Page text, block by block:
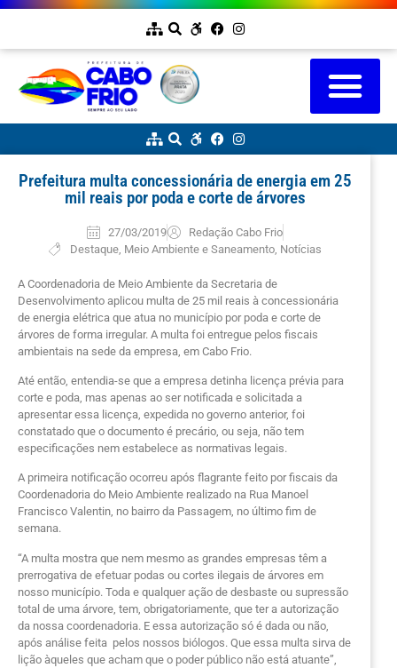
Prefeitura multa concessionária de energia em 25
mil reais por poda e corte de árvores
27/03/2019
Redação Cabo Frio
Destaque, Meio Ambiente e Saneamento, Notícias
A Coordenadoria de Meio Ambiente da Secretaria de
Desenvolvimento aplicou multa de 25 mil reais à concessionária
de energia elétrica que atua no município por poda e corte de
árvores de forma irregular. A multa foi entregue pelos fiscais
ambientais na sede da empresa, em Cabo Frio.
Até então, entendia-se que a empresa detinha licença prévia para
corte e poda, mas apenas ao ser notificada e solicitada a
apresentar essa licença, expedida no governo anterior, foi
constatado que o documento é precário, ou seja, não tem
especificações nem estabelece as normativas legais.
A primeira notificação ocorreu após flagrante feito por fiscais da
Coordenadoria do Meio Ambiente realizado na Rua Manoel
Francisco Valentin, no bairro da Passagem, no último fim de
semana.
“A multa mostra que nem mesmo as grandes empresas têm a
prerrogativa de efetuar podas ou cortes ilegais de árvores em
nosso município. Toda e qualquer ação de desbaste ou supressão
total de uma árvore, tem, obrigatoriamente, que ter a autorização
da nossa coordenadoria. E essa autorização só é dada ou não,
após análise feita pelos nossos biólogos. Que essa multa sirva de
lição àqueles que acham que o poder público não está atuante”,